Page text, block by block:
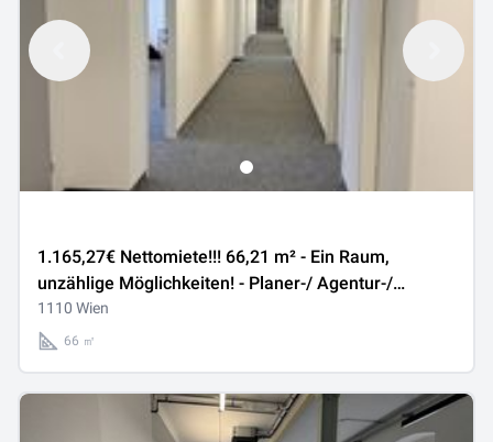
1.165,27€ Nettomiete!!! 66,21 m² - Ein Raum,
unzählige Möglichkeiten! - Planer-/ Agentur-/
Architektenbüro - Tolle Bürofläche im 11. Bezirk zu
vermieten
1110 Wien
66 ㎡